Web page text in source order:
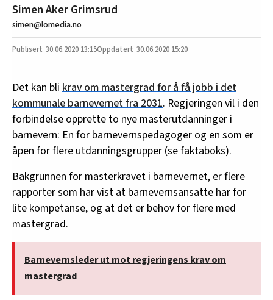
Simen Aker Grimsrud
simen@lomedia.no
30.06.2020 13:15 30.06.2020 15:20
Det kan bli krav om mastergrad for å få jobb i det
kommunale barnevernet fra 2031. Regjeringen vil i den
forbindelse opprette to nye masterutdanninger i
barnevern: En for barnevernspedagoger og en som er
åpen for flere utdanningsgrupper (se faktaboks).
Bakgrunnen for masterkravet i barnevernet, er flere
rapporter som har vist at barnevernsansatte har for
lite kompetanse, og at det er behov for flere med
mastergrad.
Barnevernsleder ut mot regjeringens krav om
mastergrad